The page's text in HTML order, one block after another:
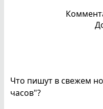
Что пишут в свежем
часов"?